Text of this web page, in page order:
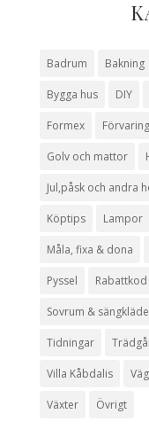
Badrum Bakning
Bygga hus DIY
Formex Förvaring
Golv och mattor
Jul,påsk och andra
Köptips Lampor
Måla, fixa & dona
Pyssel Rabattkod
Sovrum &
Tidningar
Villa Kåbdalis
Växter Övrigt